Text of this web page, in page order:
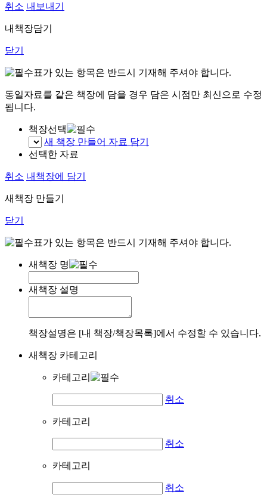
취소 내보내기
내책장담기
닫기
표가 있는 항목은 반드시 기재해 주셔야 합니다.
동일자료를 같은 책장에 담을 경우 담은 시점만 최신으로 수정
됩니다.
책장선택
새 책장 만들어 자료 담기
선택한 자료
취소 내책장에 담기
새책장 만들기
닫기
표가 있는 항목은 반드시 기재해 주셔야 합니다.
새책장 명
새책장 설명
책장설명은 [내 책장/책장목록]에서 수정할 수 있습니다.
새책장 카테고리
카테고리
취소
카테고리
취소
카테고리
취소